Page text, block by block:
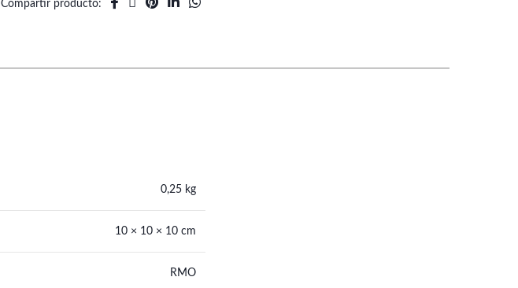
Compartir producto
0,25 kg
10 × 10 × 10 cm
RMO